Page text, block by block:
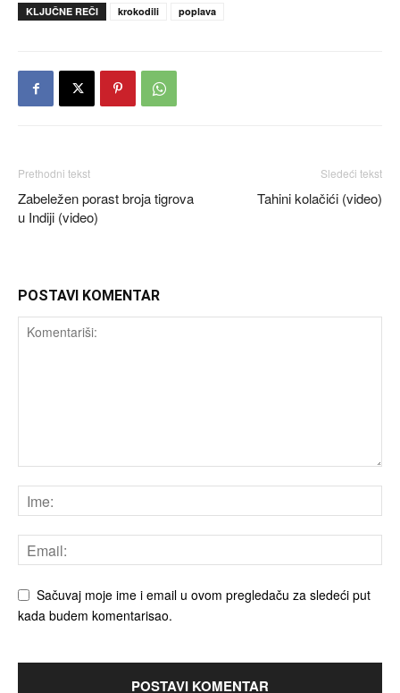
KLJUČNE REČI krokodili poplava
Prethodni tekst
Zabeležen porast broja tigrova
u Indiji (video)
Sledeći tekst
Tahini kolačići (video)
POSTAVI KOMENTAR
Sačuvaj moje ime i email u ovom pregledaču za sledeći put
kada budem komentarisao.